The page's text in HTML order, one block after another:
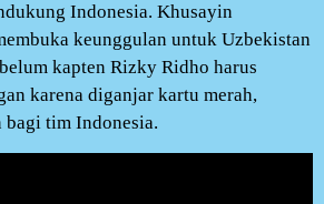
Indonesia. Khusayin
keunggulan untuk Uzbekistan
kapten Rizky Ridho harus
karena diganjar kartu merah,
bagi tim Indonesia.